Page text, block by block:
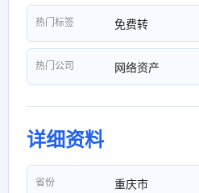
热门标签 免费转
热门公司 网络资产
详细资料
省份 重庆市